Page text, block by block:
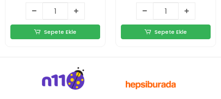
Sepete Ekle Sepete Ekle